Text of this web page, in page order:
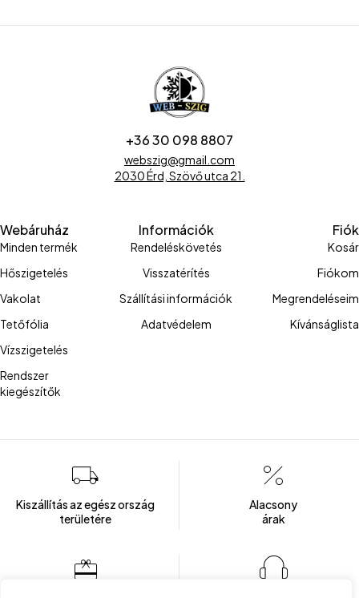
+36 30 098 8807
webszig@gmail.com
2030 Érd, Szövő utca 21.
Webáruház
Minden termék
Hőszigetelés
Vakolat
Tetőfólia
Vízszigetelés
Rendszer
kiegészítők
Információk
Rendeléskövetés
Visszatérítés
Szállítási információk
Adatvédelem
Fiók
Kosár
Fiókom
Megrendeléseim
Kívánságlista
Kiszállítás az egész ország
területére
Alacsony
árak